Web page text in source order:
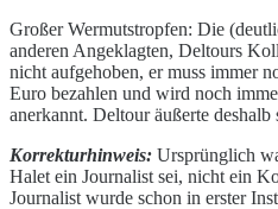
Großer Wermutstropfen: Die
anderen Angeklagten, Deltours
nicht aufgehoben, er muss immer
Euro bezahlen und wird noch
anerkannt. Deltour äußerte
Korrekturhinweis: Ursprünglich
Halet ein Journalist sei, nicht ein
Journalist wurde schon in erster